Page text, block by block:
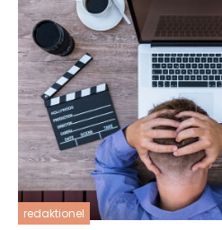
redaktionel